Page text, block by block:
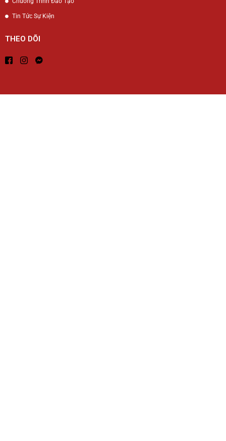
Tin Tức Sự Kiện
THEO DÕI